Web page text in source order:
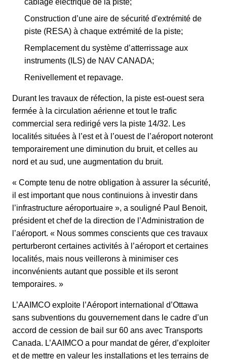
câblage électrique de la piste;
Construction d’une aire de sécurité d'extrémité de
piste (RESA) à chaque extrémité de la piste;
Remplacement du système d’atterrissage aux
instruments (ILS) de NAV CANADA;
Renivellement et repavage.
Durant les travaux de réfection, la piste est-ouest sera
fermée à la circulation aérienne et tout le trafic
commercial sera redirigé vers la piste 14/32. Les
localités situées à l’est et à l’ouest de l’aéroport noteront
temporairement une diminution du bruit, et celles au
nord et au sud, une augmentation du bruit.
« Compte tenu de notre obligation à assurer la sécurité,
il est important que nous continuions à investir dans
l’infrastructure aéroportuaire », a souligné Paul Benoit,
président et chef de la direction de l’Administration de
l’aéroport. « Nous sommes conscients que ces travaux
perturberont certaines activités à l’aéroport et certaines
localités, mais nous veillerons à minimiser ces
inconvénients autant que possible et ils seront
temporaires. »
L’AAIMCO exploite l’Aéroport international d’Ottawa
sans subventions du gouvernement dans le cadre d’un
accord de cession de bail sur 60 ans avec Transports
Canada. L’AAIMCO a pour mandat de gérer, d’exploiter
et de mettre en valeur les installations et les terrains de